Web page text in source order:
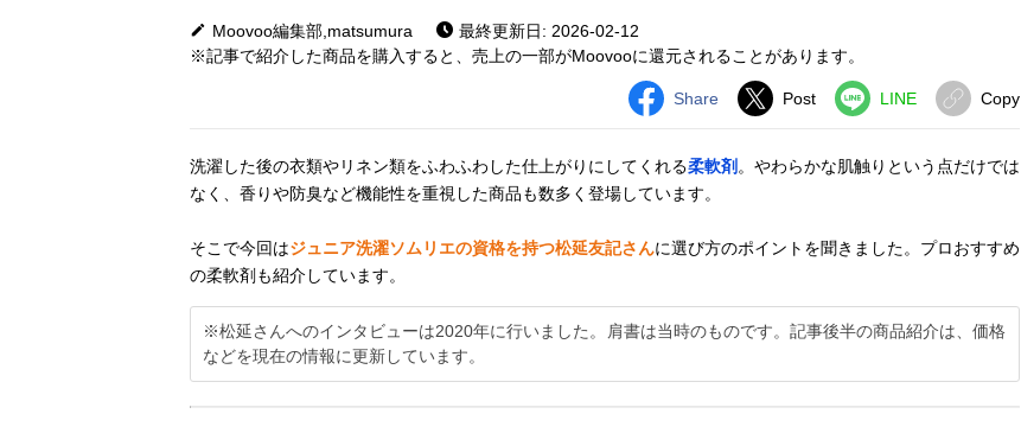
Moovoo編集部,matsumura
最終更新日: 2026-02-12
※記事で紹介した商品を購入すると、売上の一部がMoovooに還元されることがあります。
Share Post LINE Copy
洗濯した後の衣類やリネン類をふわふわした仕上がりにしてくれる柔軟剤。やわらかな肌触りという点だけでは
なく、香りや防臭など機能性を重視した商品も数多く登場しています。
そこで今回はジュニア洗濯ソムリエの資格を持つ松延友記さんに選び方のポイントを聞きました。プロおすすめ
の柔軟剤も紹介しています。
※松延さんへのインタビューは2020年に行いました。肩書は当時のものです。記事後半の商品紹介は、価格
などを現在の情報に更新しています。